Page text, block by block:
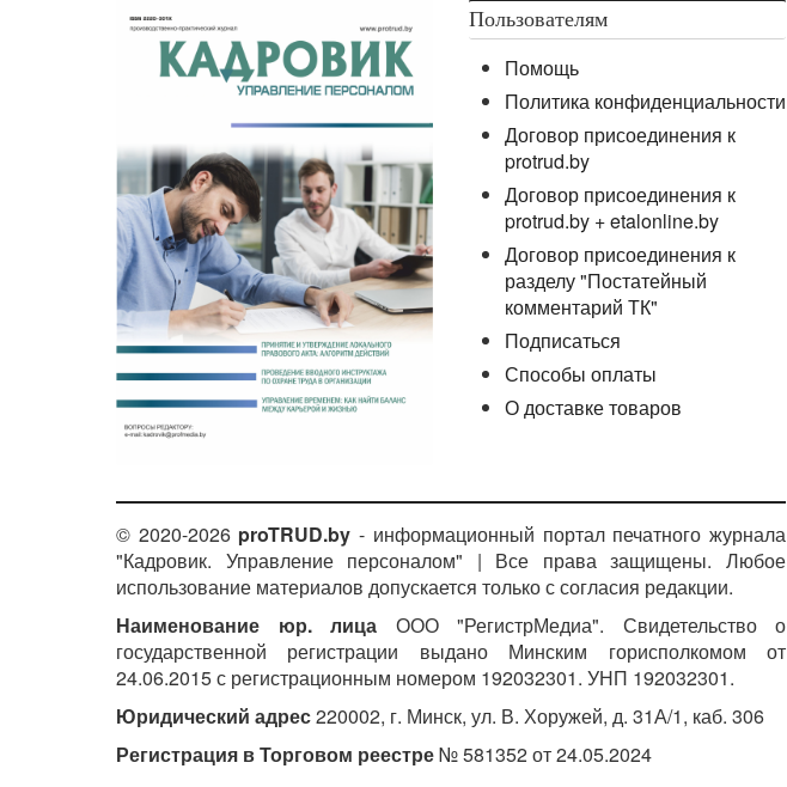
Пользователям
Помощь
Политика конфиденциальности
Договор присоединения к
protrud.by
Договор присоединения к
protrud.by + etalonline.by
Договор присоединения к
разделу "Постатейный
комментарий ТК"
Подписаться
Способы оплаты
О доставке товаров
© 2020-2026 proTRUD.by - информационный портал печатного журнала
"Кадровик. Управление персоналом" | Все права защищены. Любое
использование материалов допускается только с согласия редакции.
Наименование юр. лица ООО "РегистрМедиа". Свидетельство о
государственной регистрации выдано Минским горисполкомом от
24.06.2015 с регистрационным номером 192032301. УНП 192032301.
Юридический адрес220002, г. Минск, ул. В. Хоружей, д. 31А/1, каб. 306
Регистрация в Торговом реестре№ 581352 от 24.05.2024